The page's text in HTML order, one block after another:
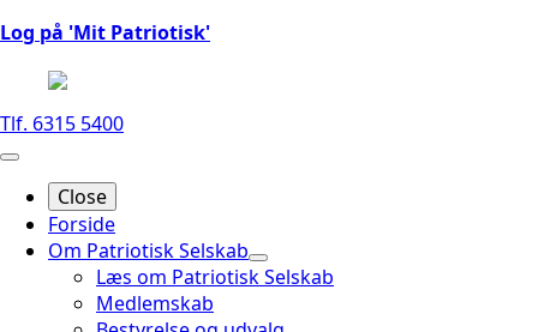
Log på 'Mit Patriotisk'
Tlf. 6315 5400
Close
Forside
Om Patriotisk Selskab
Læs om Patriotisk Selskab
Medlemskab